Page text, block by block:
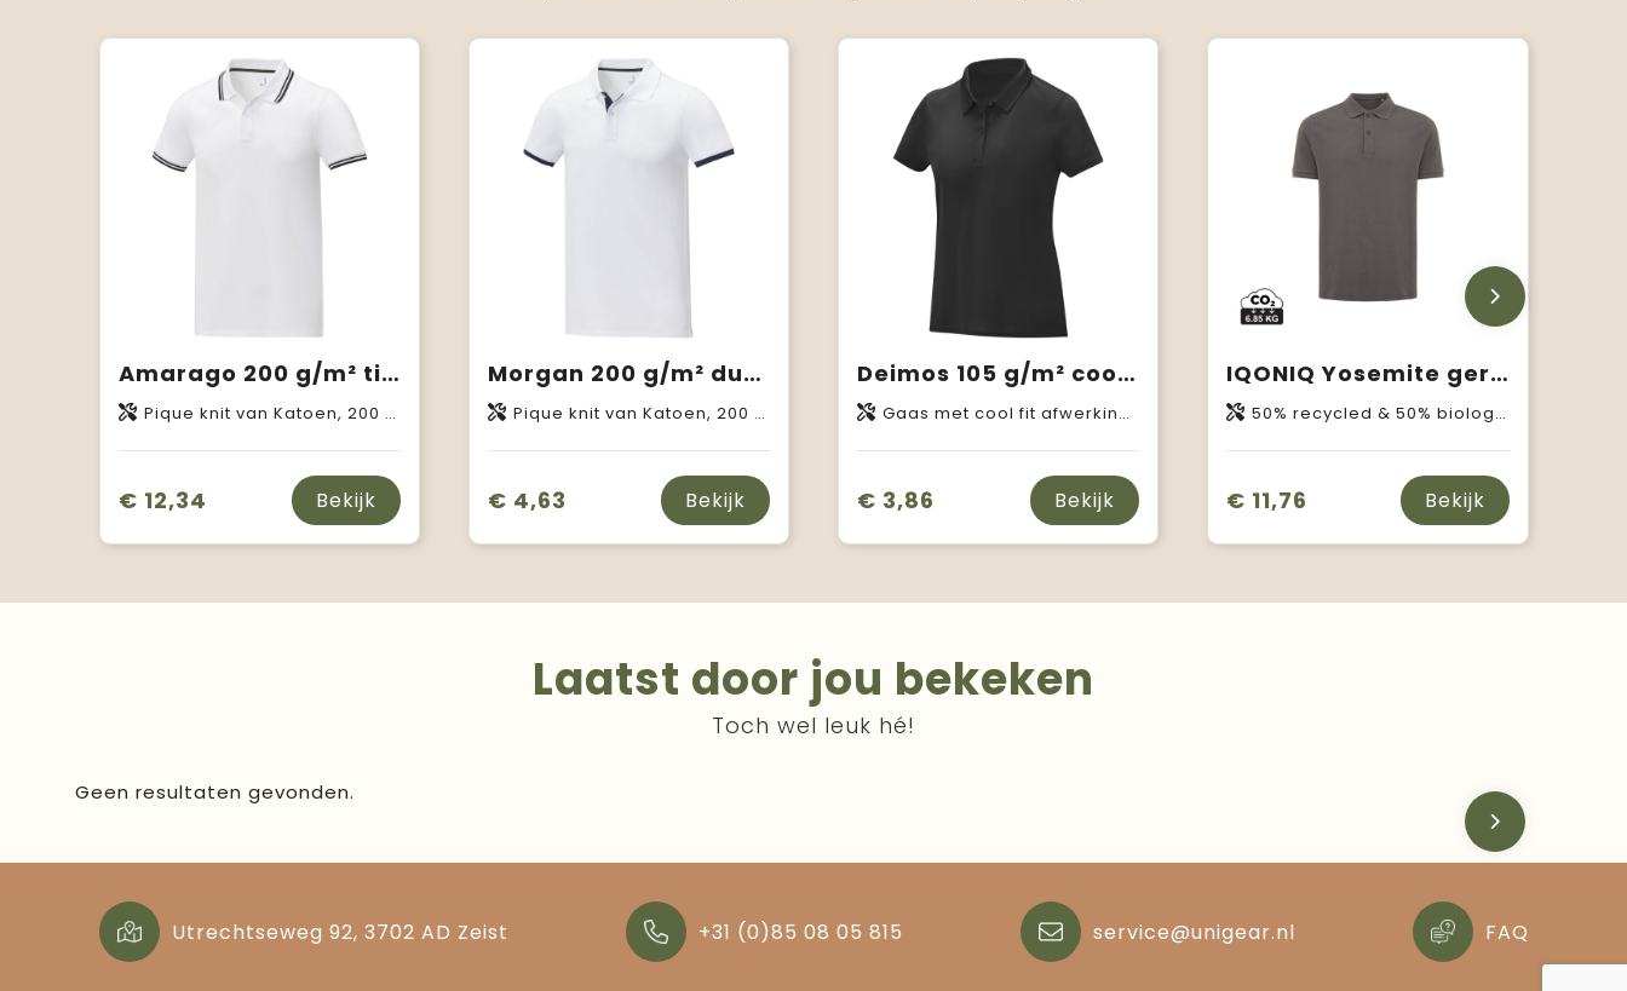
Amarago 200 g/m² tipping herenpolo met korte mouwen
Pique knit van Katoen, 200 g/m2
€ 12,34 Bekijk
Morgan 200 g/m² duotone herenpolo met korte mouwen
Pique knit van Katoen, 200 g/m2
€ 4,63 Bekijk
Deimos 105 g/m² coolfit damespolo met korte mouwen
Gaas met cool fit afwerking van 100% Polyester, 105 g/m2
€ 3,86 Bekijk
IQONIQ Yosemite gerecycled katoen pique polo
50% recycled & 50% biologisch katoen
€ 11,76 Bekijk
Laatst door jou bekeken
Toch wel leuk hé!
Geen resultaten gevonden.
Utrechtseweg 92, 3702 AD Zeist +31 (0)85 08 05 815 service@unigear.nl FAQ